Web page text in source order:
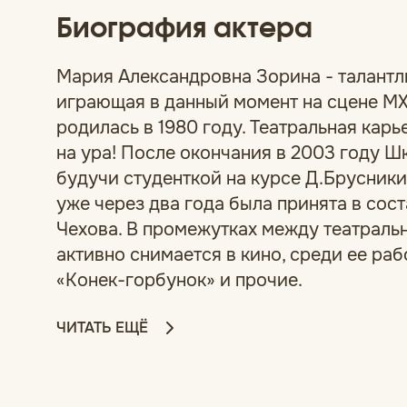
Биография актера
Мария Александровна Зорина -
играющая в данный момент на сцене
родилась в 1980 году. Театральная
на ура! После окончания в 2003 году
будучи студенткой на курсе
уже через два года была принята в
Чехова. В промежутках между
активно снимается в кино, среди ее
«Конек-горбунок» и прочие.
ЧИТАТЬ ЕЩЁ